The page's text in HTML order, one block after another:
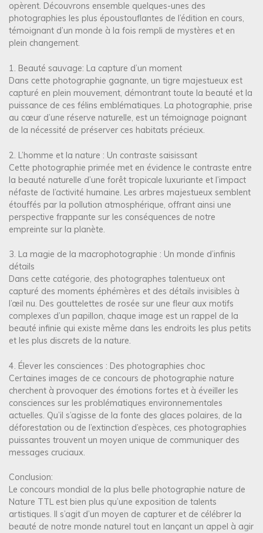
opèrent. Découvrons ensemble quelques-unes des
photographies les plus époustouflantes de l’édition en cours,
témoignant d’un monde à la fois rempli de mystères et en
plein changement.
1. Beauté sauvage: La capture d’un moment
Dans cette photographie gagnante, un tigre majestueux est
capturé en plein mouvement, démontrant toute la beauté et la
puissance de ces félins emblématiques. La photographie, prise
au cœur d’une réserve naturelle, est un témoignage poignant
de la nécessité de préserver ces habitats précieux.
2. L’homme et la nature : Un contraste saisissant
Cette photographie primée met en évidence le contraste entre
la beauté naturelle d’une forêt tropicale luxuriante et l’impact
néfaste de l’activité humaine. Les arbres majestueux semblent
étouffés par la pollution atmosphérique, offrant ainsi une
perspective frappante sur les conséquences de notre
empreinte sur la planète.
3. La magie de la macrophotographie : Un monde d’infinis
détails
Dans cette catégorie, des photographes talentueux ont
capturé des moments éphémères et des détails invisibles à
l’œil nu. Des gouttelettes de rosée sur une fleur aux motifs
complexes d’un papillon, chaque image est un rappel de la
beauté infinie qui existe même dans les endroits les plus petits
et les plus discrets de la nature.
4. Élever les consciences : Des photographies choc
Certaines images de ce concours de photographie nature
cherchent à provoquer des émotions fortes et à éveiller les
consciences sur les problématiques environnementales
actuelles. Qu’il s’agisse de la fonte des glaces polaires, de la
déforestation ou de l’extinction d’espèces, ces photographies
puissantes trouvent un moyen unique de communiquer des
messages cruciaux.
Conclusion:
Le concours mondial de la plus belle photographie nature de
Nature TTL est bien plus qu’une exposition de talents
artistiques. Il s’agit d’un moyen de capturer et de célébrer la
beauté de notre monde naturel tout en lançant un appel à agir